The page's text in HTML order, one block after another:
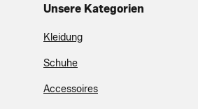
Unsere Kategorien
Kleidung
Schuhe
Accessoires